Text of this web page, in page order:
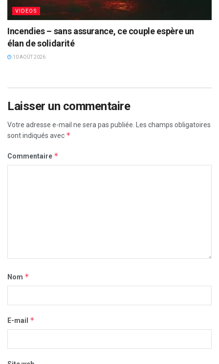
VIDEOS
Incendies – sans assurance, ce couple espère un
élan de solidarité
10 AOÛT 2026
Laisser un commentaire
Votre adresse e-mail ne sera pas publiée. Les champs obligatoires
sont indiqués avec *
Commentaire *
Nom *
E-mail *